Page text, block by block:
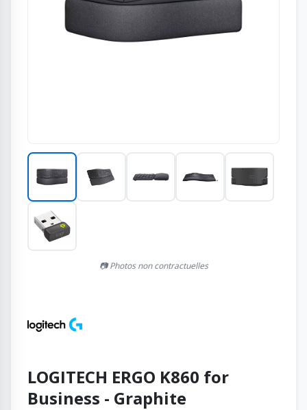
📷 Photos non contractuelles
LOGITECH ERGO K860 for
Business - Graphite